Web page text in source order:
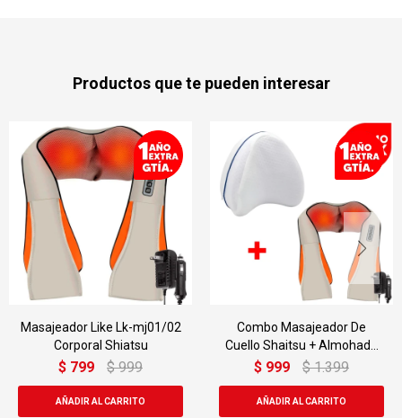
Productos que te pueden interesar
Combo Masajeador De
Cuello Shaitsu + Almohada
Piernas
$ 999 $
Pack Masajeador
Shiatsu + Masajeador
Almohada
$ 1.279 $